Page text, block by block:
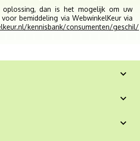
dan is het mogelijk om uw
bemiddeling via WebwinkelKeur via
kennisbank/consumenten/geschil/


